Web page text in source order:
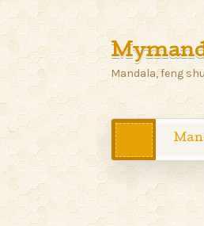
Mandala, feng